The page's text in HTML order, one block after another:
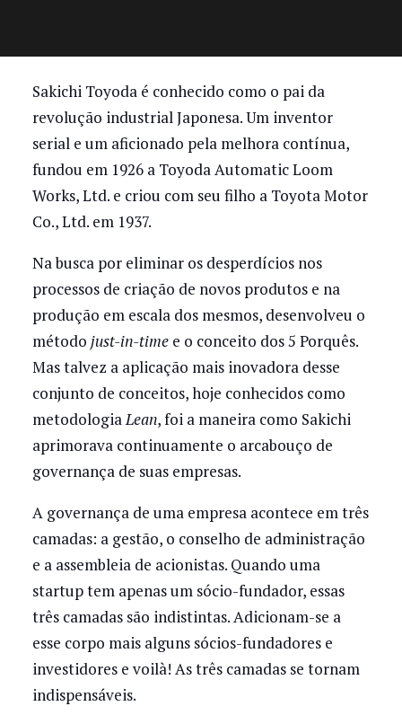
Sakichi Toyoda é conhecido como o pai da
revolução industrial Japonesa. Um inventor
serial e um aficionado pela melhora contínua,
fundou em 1926 a Toyoda Automatic Loom
Works, Ltd. e criou com seu filho a Toyota Motor
Co., Ltd. em 1937.
Na busca por eliminar os desperdícios nos
processos de criação de novos produtos e na
produção em escala dos mesmos, desenvolveu o
método just-in-timee o conceito dos 5 Porquês.
Mas talvez a aplicação mais inovadora desse
conjunto de conceitos, hoje conhecidos como
metodologiaLean, foi a maneira como Sakichi
aprimorava continuamente o arcabouço de
governança de suas empresas.
A governança de uma empresa acontece em três
camadas: a gestão, o conselho de administração
e a assembleia de acionistas. Quando uma
startup tem apenas um sócio-fundador, essas
três camadas são indistintas. Adicionam-se a
esse corpo mais alguns sócios-fundadores e
investidores e voilà! As três camadas se tornam
indispensáveis.